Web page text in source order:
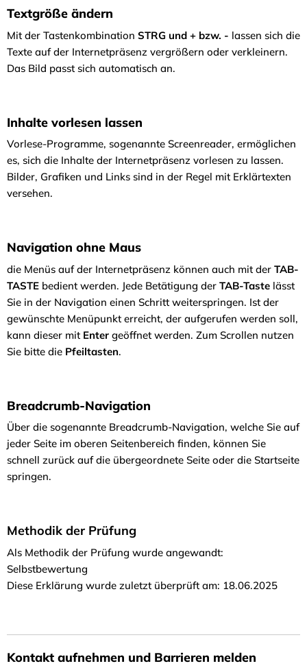
Textgröße ändern
Mit der Tastenkombination STRG und + bzw. - lassen sich die
Texte auf der Internetpräsenz vergrößern oder verkleinern.
Das Bild passt sich automatisch an.
Inhalte vorlesen lassen
Vorlese-Programme, sogenannte Screenreader, ermöglichen
es, sich die Inhalte der Internetpräsenz vorlesen zu lassen.
Bilder, Grafiken und Links sind in der Regel mit Erklärtexten
versehen.
Navigation ohne Maus
die Menüs auf der Internetpräsenz können auch mit der TAB-
TASTE bedient werden. Jede Betätigung der TAB-Taste lässt
Sie in der Navigation einen Schritt weiterspringen. Ist der
gewünschte Menüpunkt erreicht, der aufgerufen werden soll,
kann dieser mit Enter geöffnet werden. Zum Scrollen nutzen
Sie bitte die Pfeiltasten.
Breadcrumb-Navigation
Über die sogenannte Breadcrumb-Navigation, welche Sie auf
jeder Seite im oberen Seitenbereich finden, können Sie
schnell zurück auf die übergeordnete Seite oder die Startseite
springen.
Methodik der Prüfung
Als Methodik der Prüfung wurde angewandt:
Selbstbewertung
Diese Erklärung wurde zuletzt überprüft am: 18.06.2025
Kontakt aufnehmen und Barrieren melden